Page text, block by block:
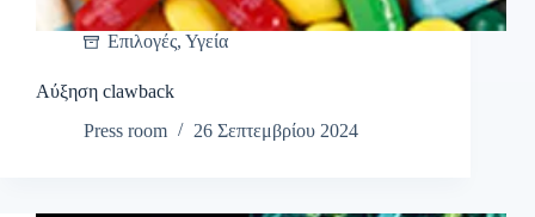
Επιλογές, Υγεία
Αύξηση clawback
Press room
26 Σεπτεμβρίου 2024